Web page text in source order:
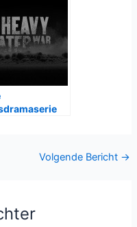
Volgende Bericht →